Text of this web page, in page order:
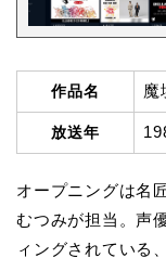
作品名 魔
放送年
オープニングは名
むつみが担当。声
ィングされている